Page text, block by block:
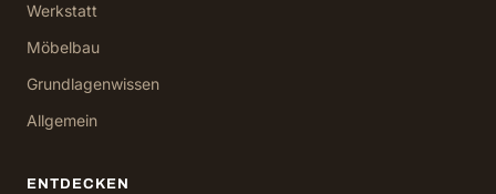
Werkstatt
Möbelbau
Grundlagenwissen
Allgemein
ENTDECKEN